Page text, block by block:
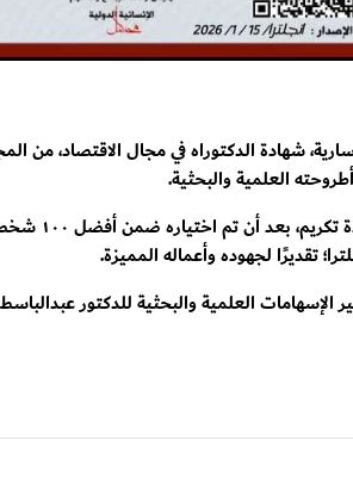
شهادة الدكتوراه في مجال الاقتصاد، من
العلمية والبحثية.
كما تم منح الدكتور
تقديرًا لجهوده وأعماله المميزة.
الإسهامات العلمية والبحثية للدكتور